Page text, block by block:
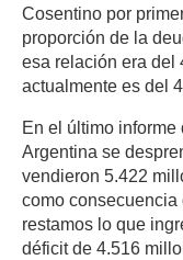
Cosentino por
proporción de la
esa relación era del
actualmente es del
En el último
Argentina se
vendieron 5.422
como
restamos lo que
déficit de 4.516